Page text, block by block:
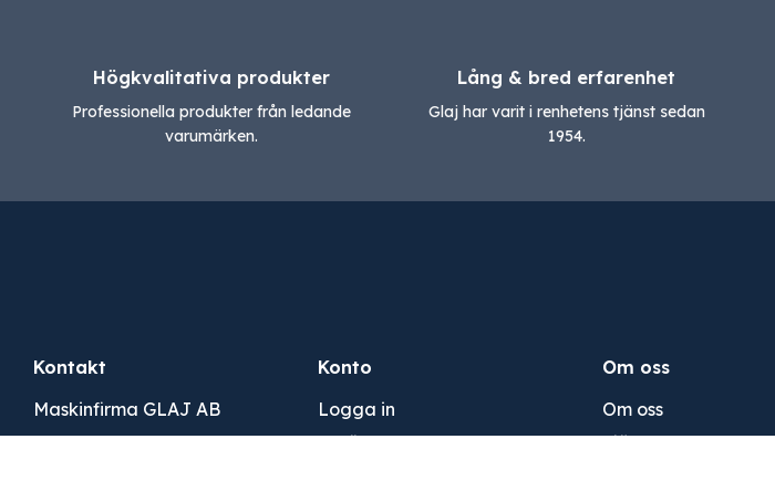
Högkvalitativa produkter
Professionella produkter från ledande
varumärken.
Lång & bred erfarenhet
Glaj har varit i renhetens tjänst sedan
1954.
Kontakt
Maskinfirma GLAJ AB
Varnhemsgatan 18 F
Konto
Logga in
Ansök om konto
Om oss
Om oss
Tjänster